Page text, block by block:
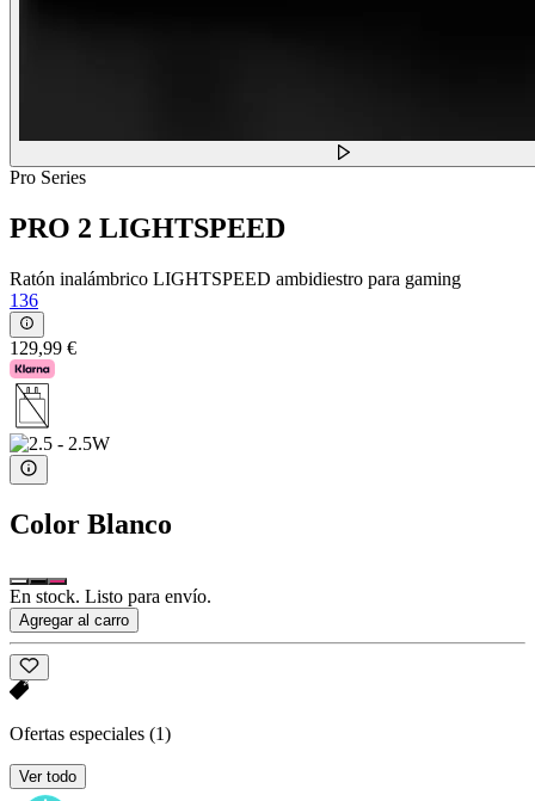
Pro Series
PRO 2 LIGHTSPEED
Ratón inalámbrico LIGHTSPEED ambidiestro para gaming
136
129,99 €
Color Blanco
En stock. Listo para envío.
Agregar al carro
Ofertas especiales (1)
Ver todo